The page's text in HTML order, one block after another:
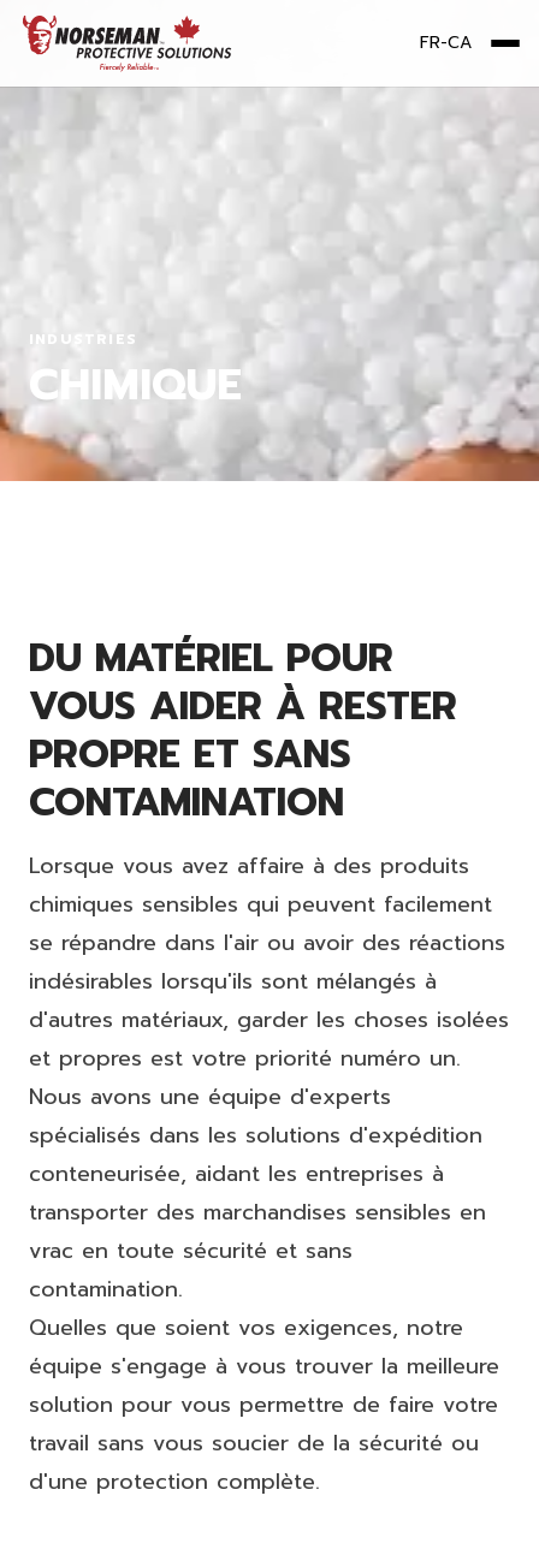
FR-CA
INDUSTRIES
CHIMIQUE
DU MATÉRIEL POUR
VOUS AIDER À RESTER
PROPRE ET SANS
CONTAMINATION
Lorsque vous avez affaire à des produits
chimiques sensibles qui peuvent facilement
se répandre dans l'air ou avoir des réactions
indésirables lorsqu'ils sont mélangés à
d'autres matériaux, garder les choses isolées
et propres est votre priorité numéro un.
Nous avons une équipe d'experts
spécialisés dans les solutions d'expédition
conteneurisée, aidant les entreprises à
transporter des marchandises sensibles en
vrac en toute sécurité et sans
contamination.
Quelles que soient vos exigences, notre
équipe s'engage à vous trouver la meilleure
solution pour vous permettre de faire votre
travail sans vous soucier de la sécurité ou
d'une protection complète.